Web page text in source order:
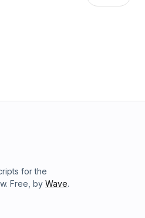
for the
Free, by Wave.